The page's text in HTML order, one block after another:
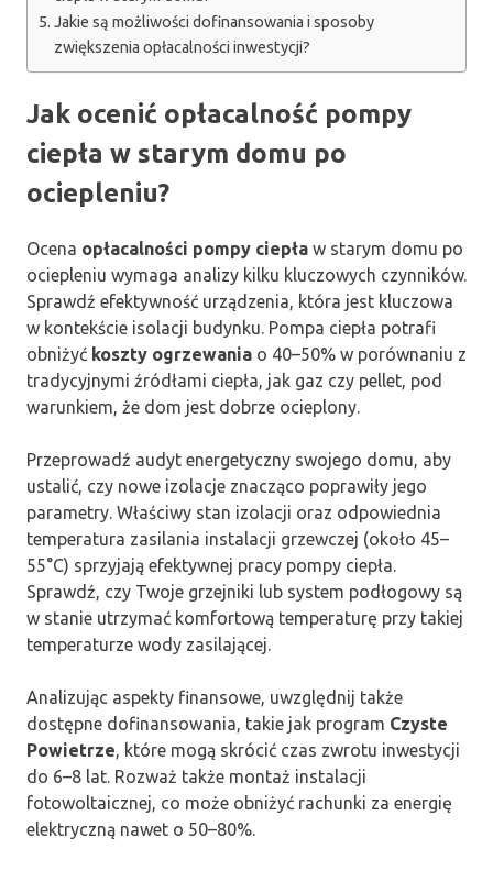
Jakie są możliwości dofinansowania i sposoby
zwiększenia opłacalności inwestycji?
Jak ocenić opłacalność pompy
ciepła w starym domu po
ociepleniu?
Ocena opłacalności pompy ciepła w starym domu po
ociepleniu wymaga analizy kilku kluczowych czynników.
Sprawdź efektywność urządzenia, która jest kluczowa
w kontekście isolacji budynku. Pompa ciepła potrafi
obniżyć koszty ogrzewania o 40–50% w porównaniu z
tradycyjnymi źródłami ciepła, jak gaz czy pellet, pod
warunkiem, że dom jest dobrze ocieplony.
Przeprowadź audyt energetyczny swojego domu, aby
ustalić, czy nowe izolacje znacząco poprawiły jego
parametry. Właściwy stan izolacji oraz odpowiednia
temperatura zasilania instalacji grzewczej (około 45–
55°C) sprzyjają efektywnej pracy pompy ciepła.
Sprawdź, czy Twoje grzejniki lub system podłogowy są
w stanie utrzymać komfortową temperaturę przy takiej
temperaturze wody zasilającej.
Analizując aspekty finansowe, uwzględnij także
dostępne dofinansowania, takie jak program Czyste
Powietrze, które mogą skrócić czas zwrotu inwestycji
do 6–8 lat. Rozważ także montaż instalacji
fotowoltaicznej, co może obniżyć rachunki za energię
elektryczną nawet o 50–80%.